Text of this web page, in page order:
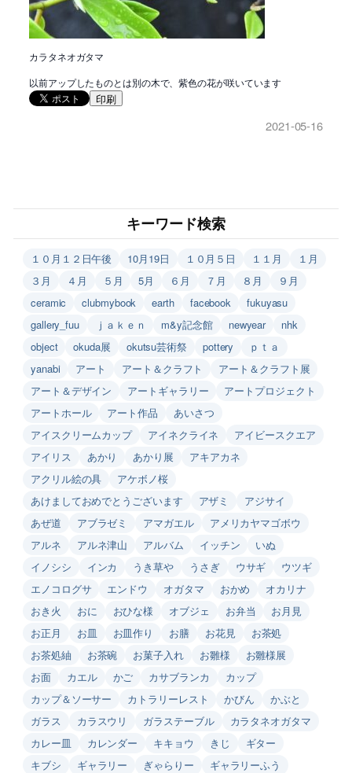
カラタネオガタマ
以前アップしたものとは別の木で、紫色の花が咲いています
印刷
2021-05-16
キーワード検索
１０月１２日午後 10月19日 １０月５日 １１月
１月
３月
４月 ５月 5月 ６月 ７月 ８月
９月
ceramic
clubmybook earth facebook
fukuyasu
gallery_fuu
ｊａｋｅｎ m&y記念館 newyear
nhk
object
okuda展 okutsu芸術祭 pottery
ｐｔａ
yanabi
アート アート＆クラフト
アート＆クラフト展
アート＆デザイン
アートギャラリー
アートプロジェクト
アートホール
アート作品
あいさつ
アイスクリームカップ
アイネクライネ
アイビースクエア
アイリス
あかり あかり展
アキアカネ
アクリル絵の具
アケボノ桜
あけましておめでとうございます
アザミ
アジサイ
あぜ道
アブラゼミ アマガエル
アメリカヤマゴボウ
アルネ
アルネ津山 アルバム イッチン
いぬ
イノシシ
インカ うき草や うさぎ ウサギ
ウツギ
エノコログサ
エンドウ オガタマ おかめ
オカリナ
おき火
おに おひな様 オブジェ お弁当
お月見
お正月
お皿 お皿作り お膳 お花見
お茶処
お茶処紬
お茶碗 お菓子入れ お雛様
お雛様展
お面
カエル かご カサブランカ
カップ
カップ＆ソーサー
カトラリーレスト かびん
かぶと
ガラス
カラスウリ ガラステーブル
カラタネオガタマ
カレー皿
カレンダー キキョウ きじ
ギター
キブシ
ギャラリー ぎゃらりー
ギャラリーふう